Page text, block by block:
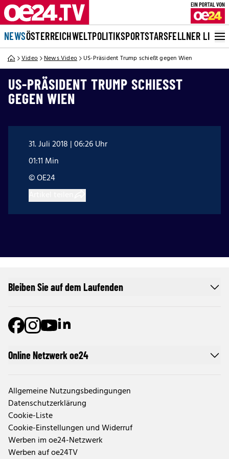
NEWSÖSTERREICHWELTPOLITIKSPORTSTARSFELLNER LIVE
Video News Video US-Präsident Trump schießt gegen Wien
US-PRÄSIDENT TRUMP SCHIESST G
EGEN WIEN
31. Juli 2018 | 06:26 Uhr
01:11 Min
© OE24
Online Netzwerk oe24
Allgemeine Nutzungsbedingungen
Datenschutzerklärung
Cookie-Liste
Cookie-Einstellungen und Widerruf
Werben im oe24-Netzwerk
Werben auf oe24TV
Bleiben Sie auf dem Laufenden